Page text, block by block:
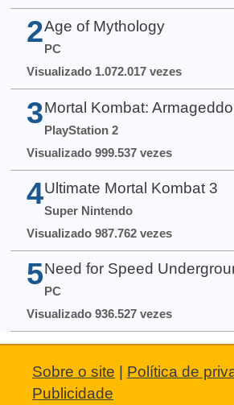
2 Age of Mythology
PC
Visualizado 1.072.017 vezes
3 Mortal Kombat:
PlayStation 2
Visualizado 999.537 vezes
4 Ultimate Mortal Kombat 3
Super Nintendo
Visualizado 987.762 vezes
5 Need for Speed
PC
Visualizado 936.527 vezes
Sobre o site Política de
Publicidade